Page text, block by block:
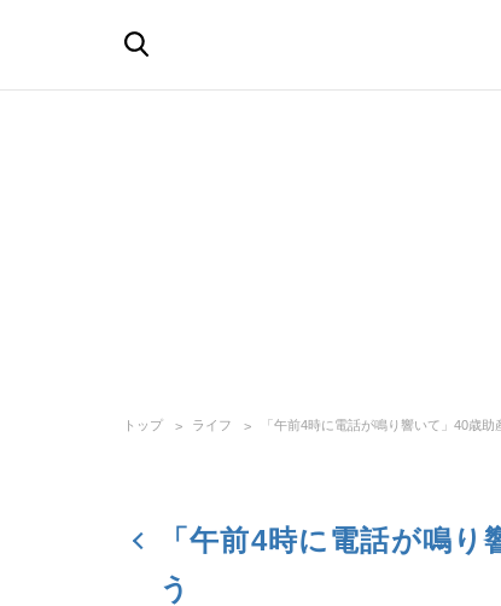
トップ ライフ 「午前4時に電話が鳴り響いて」40歳
「午前4時に電話が鳴
う